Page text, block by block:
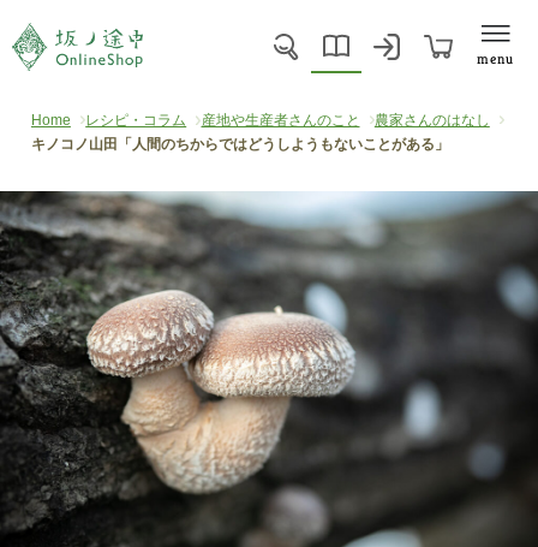
menu
Home レシピ・コラム 産地や生産者さんのこと
農家さんのはなし
キノコノ山田「人間のちからではどうしようもないことがある」